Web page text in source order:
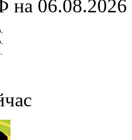
на 06.08.2026